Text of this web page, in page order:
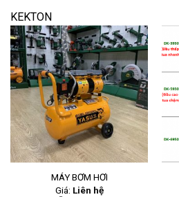
KEKTON
MÁY BƠM HƠI
Giá: Liên hệ